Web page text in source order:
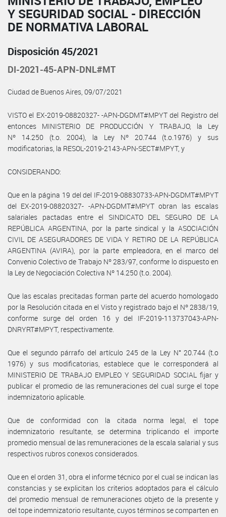
Y SEGURIDAD SOCIAL - DIRECCIÓN
DE NORMATIVA LABORAL
Disposición 45/2021
DI-2021-45-APN-DNL#MT
Ciudad de Buenos Aires, 09/07/2021
VISTO el EX-2019-08820327- -APN-DGDMT#MPYT del Registro del
entonces MINISTERIO DE PRODUCCIÓN Y TRABAJO, la Ley
Nº 14.250 (t.o. 2004), la Ley Nº 20.744 (t.o.1976) y sus
modificatorias, la RESOL-2019-2143-APN-SECT#MPYT, y
CONSIDERANDO:
Que en la página 19 del del IF-2019-08830733-APN-DGDMT#MPYT
del EX-2019-08820327- -APN-DGDMT#MPYT obran las escalas
salariales pactadas entre el SINDICATO DEL SEGURO DE LA
REPÚBLICA ARGENTINA, por la parte sindical y la ASOCIACIÓN
CIVIL DE ASEGURADORES DE VIDA Y RETIRO DE LA REPÚBLICA
ARGENTINA (AVIRA), por la parte empleadora, en el marco del
Convenio Colectivo de Trabajo Nº 283/97, conforme lo dispuesto en
la Ley de Negociación Colectiva Nº 14.250 (t.o. 2004).
Que las escalas precitadas forman parte del acuerdo homologado
por la Resolución citada en el Visto y registrado bajo el Nº 2838/19,
conforme surge del orden 16 y del IF-2019-113737043-APN-
DNRYRT#MPYT, respectivamente.
Que el segundo párrafo del artículo 245 de la Ley N° 20.744 (t.o
1976) y sus modificatorias, establece que le corresponderá al
MINISTERIO DE TRABAJO EMPLEO Y SEGURIDAD SOCIAL fijar y
publicar el promedio de las remuneraciones del cual surge el tope
indemnizatorio aplicable.
Que de conformidad con la citada norma legal, el tope
indemnizatorio resultante, se determina triplicando el importe
promedio mensual de las remuneraciones de la escala salarial y sus
respectivos rubros conexos considerados.
Que en el orden 31, obra el informe técnico por el cual se indican las
constancias y se explicitan los criterios adoptados para el cálculo
del promedio mensual de remuneraciones objeto de la presente y
del tope indemnizatorio resultante, cuyos términos se comparten en